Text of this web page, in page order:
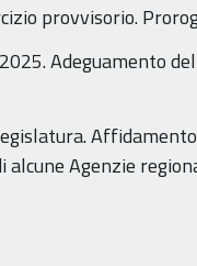
provvisorio.
Adeguamento
Agenzie